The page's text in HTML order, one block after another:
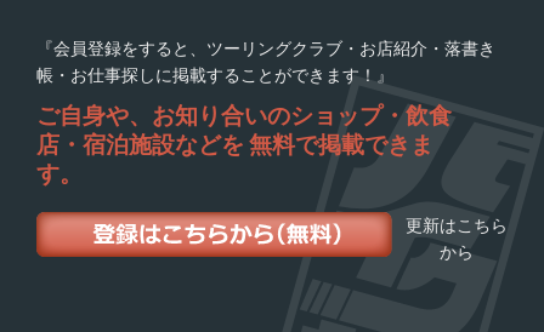
『会員登録をすると、ツーリングクラブ・お店紹介・落書き
帳・お仕事探しに掲載することができます！』
ご自身や、お知り合いのショップ・飲食
店・宿泊施設などを 無料で掲載できま
す。
更新はこちら
から